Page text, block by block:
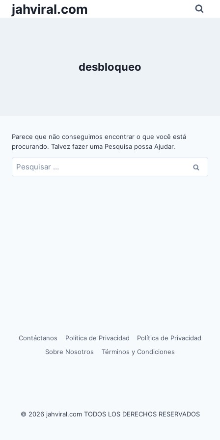
Pular
parajahviral.com
desbloqueo
Parece que não conseguimos encontrar o que você está
procurando. Talvez fazer uma Pesquisa possa Ajudar.
por:
Contáctanos Política de Privacidad
Política de Privacidad
Sobre Nosotros
Términos y Condiciones
© 2026 jahviral.com TODOS LOS DERECHOS RESERVADOS